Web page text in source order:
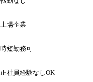
上場企業
時短勤務可
正社員経験なしOK